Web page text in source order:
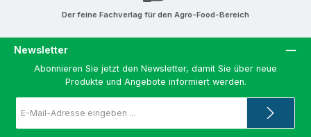
Der feine Fachverlag für den Agro-Food-Bereich
Newsletter
Abonnieren Sie jetzt den Newsletter, damit Sie über neue
Produkte und Angebote informiert werden.
Mail-
*